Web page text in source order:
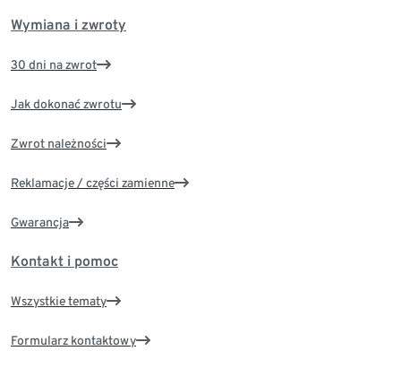
Wymiana i zwroty
30 dni na zwrot
Jak dokonać zwrotu
Zwrot należności
Reklamacje / części zamienne
Gwarancja
Kontakt i pomoc
Wszystkie tematy
Formularz kontaktowy